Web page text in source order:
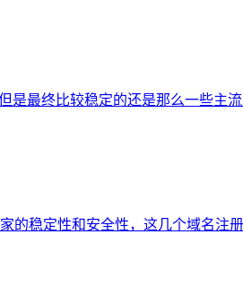
是最终比较稳定的还是那么一些主
的稳定性和安全性，这几个域名注